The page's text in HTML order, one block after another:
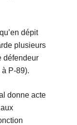
dépit
plusieurs
défendeur
P-89).
donne acte